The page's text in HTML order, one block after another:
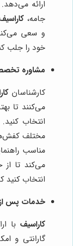
ارائه
جامه،
و سعی
خود را جلب
مشاوره
کارشناسان
می‌کنند تا
انتخاب
مختلف
مناسب
می‌کند تا
انتخاب کنید
خدمات پس
کاراسیف با
گارانتی و